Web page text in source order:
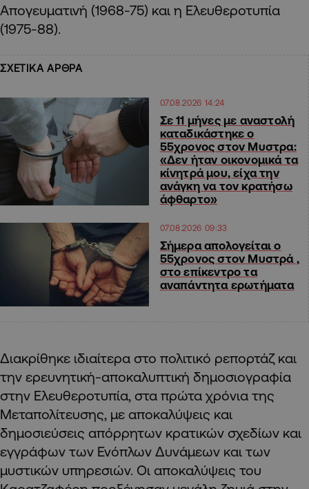
Απογευματινή (1968-75) και η Ελευθεροτυπία
(1975-88).
ΣΧΕΤΙΚΑ ΑΡΘΡΑ
07.08.2026 14:24
Σε 11 μήνες με αναστολή
καταδικάστηκε ο
55χρονος στον Μυστρα:
«Δεν ήταν οικονομικά τα
κίνητρά μου, είχα την
ανάγκη να τον κρατήσω
άφθαρτο»
07.08.2026 09:33
Σήμερα απολογείται ο
55χρονος στον Μυστρά ,
στο επίκεντρο τα
αναπάντητα ερωτήματα
Διακρίθηκε ιδιαίτερα στο πολιτικό ρεπορτάζ και
την ερευνητική-αποκαλυπτική δημοσιογραφία
στην Ελευθεροτυπία, στα πρώτα χρόνια της
Μεταπολίτευσης, με αποκαλύψεις και
δημοσιεύσεις απόρρητων κρατικών σχεδίων και
εγγράφων των Ενόπλων Δυνάμεων και των
μυστικών υπηρεσιών. Οι αποκαλύψεις του